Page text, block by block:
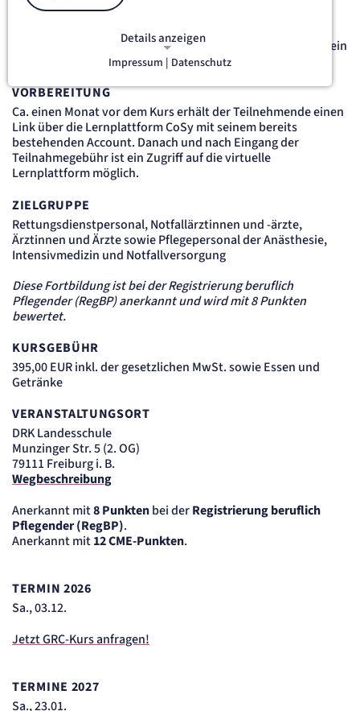
Dieser Kurs muss spätestens zum Ablauf der dreijährigen
Gültigkeit des Provider-Zertifikates erfolgen. Sollte die
Gültigkeit des Provider-Zertifikates abgelaufen sein, muss ein
neuer Kurs besucht werden.
VORBEREITUNG
Ca. einen Monat vor dem Kurs erhält der Teilnehmende einen
Link über die Lernplattform CoSy mit seinem bereits
bestehenden Account. Danach und nach Eingang der
Teilnahmegebühr ist ein Zugriff auf die virtuelle
Lernplattform möglich.
ZIELGRUPPE
Rettungsdienstpersonal, Notfallärztinnen und -ärzte,
Ärztinnen und Ärzte sowie Pflegepersonal der Anästhesie,
Intensivmedizin und Notfallversorgung
Diese Fortbildung ist bei der Registrierung beruflich
Pflegender (RegBP) anerkannt und wird mit 8 Punkten
bewertet.
KURSGEBÜHR
395,00 EUR inkl. der gesetzlichen MwSt. sowie Essen und
Getränke
VERANSTALTUNGSORT
DRK Landesschule
Munzinger Str. 5 (2. OG)
79111 Freiburg i. B.
Wegbeschreibung
Anerkannt mit8 Punktenbei derRegistrierung beruflich
Pflegender (RegBP).
Anerkannt mit12 CME-Punkten.
TERMIN 2026
Sa., 03.12.
Jetzt GRC-Kurs anfragen!
TERMINE 2027
Sa., 23.01.
Details anzeigen
NOTWENDIGE COOKIES
Notwendige Cookies ermöglichen
grundlegende Funktionen und sind für
die einwandfreie Funktion der Website
erforderlich.
etracker Sitzungs-Cookie
Name:
et_oi_v2
Anbieter:
etracker GmbH
Opt-In Cookie speichert die Entscheidung des Besuchers, wenn auf der Seite des
Kunden das Tracking Opt-In ausgespielt wird. Wird auch für ein eventuelles Opt-Out
verwendet.
Cookie Laufzeit:
Einverständnis-Cookie
cookie_consent
Zweck:
Dieser Cookie speichert die ausgewählten Einverständnis-Optionen des Benutzers
Cookie Laufzeit:
1 Jahr
STATISTIK
Statistik Cookies erfassen Informationen
anonym. Diese Informationen helfen uns
Website nutzen.
etracker Analytics
Anbieter:
etracker GmbH
Impressum | Datenschutz